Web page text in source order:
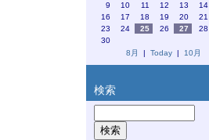
9
10 11 12 13 14
16
17 18 19 20 21
23
24 25 26 27 28
30
8月
| Today | 10月
検索